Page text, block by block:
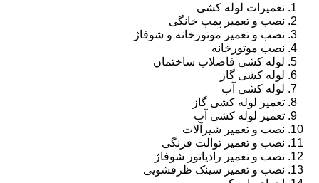
تعمیرات لوله کشی
نصب و تعمیر پمپ خانگی
نصب و تعمیر موتورخانه و شوفاژ
نصب موتورخانه
لوله کشی فاضلاب ساختمان
لوله کشی گاز
لوله کشی آب
تعمیر لوله کشی گاز
تعمیر لوله کشی آب
نصب و تعمیر شیرآلات
نصب و تعمیر توالت فرنگی
نصب و تعمیر رادیاتور شوفاژ
نصب و تعمیر سینک ظرفشویی